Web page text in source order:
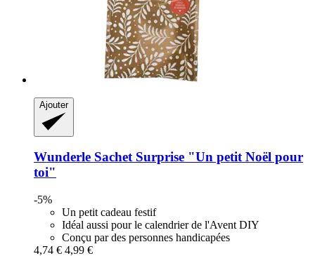
Ajouter
Wunderle Sachet Surprise "Un petit Noël pour
toi"
-5%
Un petit cadeau festif
Idéal aussi pour le calendrier de l'Avent DIY
Conçu par des personnes handicapées
4,74 € 4,99 €